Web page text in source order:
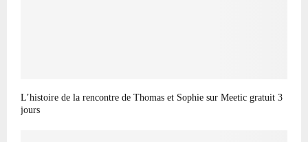
L’histoire de la rencontre de Thomas et Sophie sur Meetic gratuit 3
jours